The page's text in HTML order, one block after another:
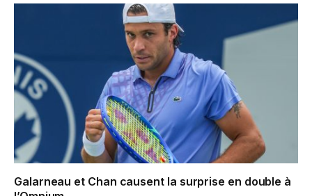
Galarneau et Chan causent la surprise en double à